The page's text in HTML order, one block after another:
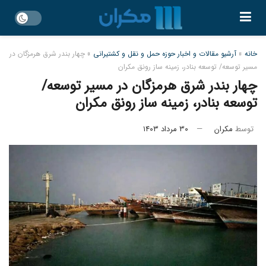
خانه » آرشیو مقالات و اخبار حوزه حمل و نقل و کشتیرانی » چهار بندر شرق هرمزگان در
مسیر توسعه/ توسعه بنادر، زمینه ساز رونق مکران
چهار بندر شرق هرمزگان در مسیر توسعه/
توسعه بنادر، زمینه ساز رونق مکران
توسط مکران ۳۰ مرداد ۱۴۰۳